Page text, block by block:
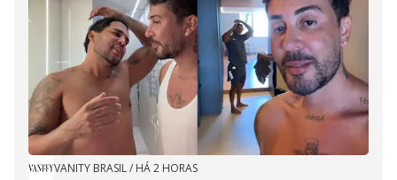
VANITY BRASIL/ HÁ 2 HORAS